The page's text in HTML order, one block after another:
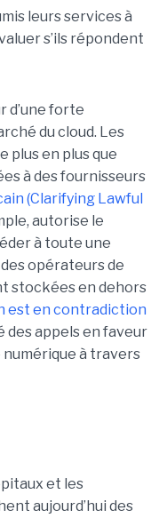
leurs services à
s’ils répondent
d’une forte
du cloud. Les
plus en plus que
à des fournisseurs
(Clarifying Lawful
autorise le
à toute une
opérateurs de
stockées en dehors
est en contradiction
des appels en faveur
numérique à travers
et les
aujourd’hui des